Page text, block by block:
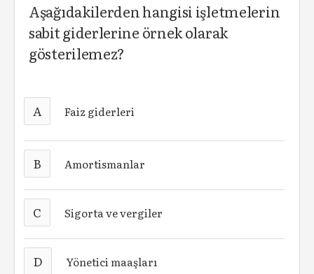
Aşağıdakilerden hangisi işletmelerin
sabit giderlerine örnek olarak
gösterilemez?
A Faiz giderleri
B Amortismanlar
C Sigorta ve vergiler
D Yönetici maaşları